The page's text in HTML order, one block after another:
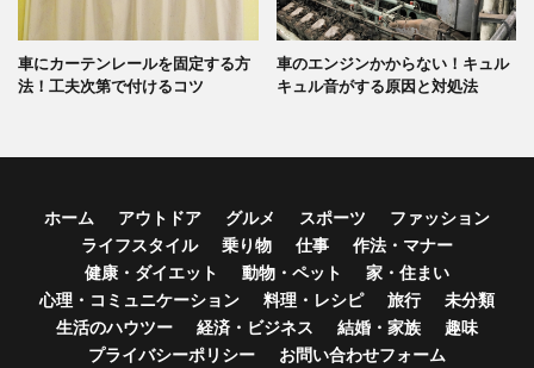
車にカーテンレールを固定する方
法！工夫次第で付けるコツ
車のエンジンかからない！キュル
キュル音がする原因と対処法
ホーム アウトドア グルメ スポーツ
ファッション
ライフスタイル
乗り物 仕事
作法・マナー
健康・ダイエット
動物・ペット
家・住まい
心理・コミュニケーション
料理・レシピ 旅行
未分類
生活のハウツー
経済・ビジネス 結婚・家族
趣味
プライバシーポリシー
お問い合わせフォーム